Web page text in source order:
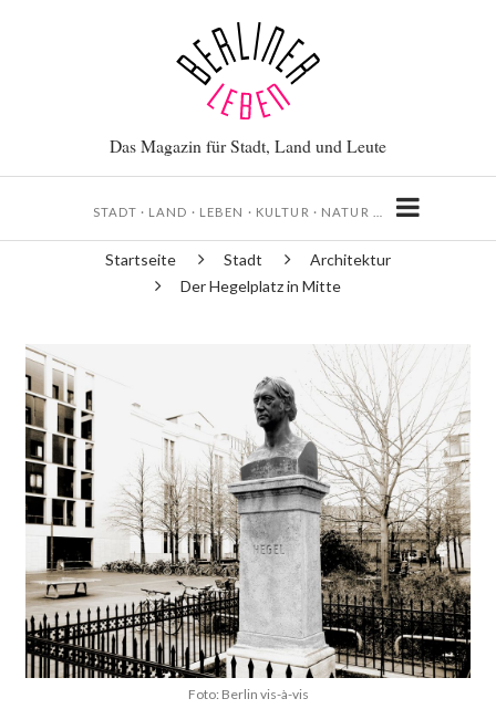
Das Magazin für Stadt, Land und Leute
STADT · LAND · LEBEN · KULTUR · NATUR …
Pfadnavigation
Startseite Stadt
Architektur
Der Hegelplatz in Mitte
Foto: Berlin vis-à-vis